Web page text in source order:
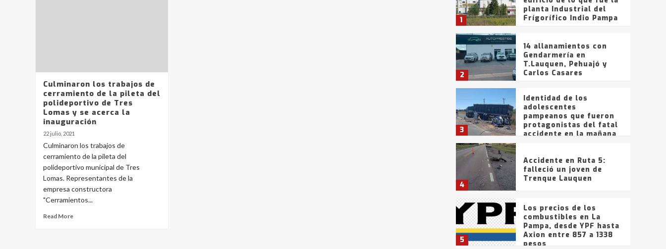
Culminaron los trabajos de
cerramiento de la pileta del
polideportivo de Tres
Lomas y se acerca la
inauguración
22 julio, 2021
Culminaron los trabajos de
cerramiento de la pileta del
polideportivo municipal de Tres
Lomas. Representantes de la
empresa constructora
"Cerramientos...
Read More
1
planta Industrial del
Frígorífico Indio Pampa
2
14 allanamientos con
Gendarmería en
T.Lauquen, Pehuajó y
Carlos Casares
3
Identidad de los
adolescentes
pampeanos que fueron
protagonistas del fatal
accidente en la mañana
4
Accidente en Ruta 5:
falleció un joven de
Trenque Lauquen
5
Los precios de los
combustibles en La
Pampa, desde YPF hasta
Axion entre 857 a 1338
pesos